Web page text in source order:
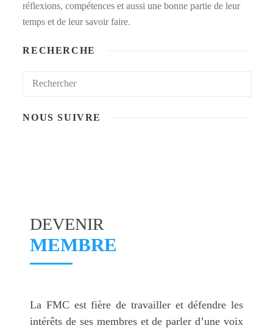
réflexions, compétences et aussi une bonne partie de leur
temps et de leur savoir faire.
RECHERCHE
NOUS SUIVRE
DEVENIR
MEMBRE
La FMC est fière de travailler et défendre les
intérêts de ses membres et de parler d’une voix